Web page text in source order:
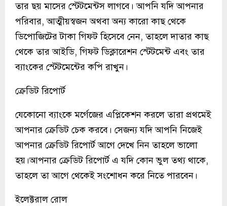
তার ছয় মাসের স্টেটমেন্টস লাগবে। আপনি যদি আপনার
পরিবার, আত্মীয়স্বজন অথবা অন্য কারো কাছ থেকে
ডিপোজিটের টাকা গিফট হিসেবে নেন, তাহলে দাতার কাছ
থেকে তার আইডি, গিফট ডিক্লারেশন স্টেটমেন্ট এবং তার
ব্যাংকের স্টেটমেন্টের কপি রাখুন।
ক্রেডিট রিপোর্ট
যেকোনো ব্যাংকে মর্গেজের এপ্লিকেশন করলে তারা প্রথমেই
আপনার ক্রেডিট চেক করবে। সেজন্য যদি আপনি নিজেই
আপনার ক্রেডিট রিপোর্ট আগে দেখে নিন তাহলে ভালো
হয়।আপনার ক্রেডিট রিপোর্ট এ যদি কোন ভুল তথ্য থাকে,
তাহলে তা আগে থেকেই সংশোধন করে নিতে পারবেন।
ইলেক্টরাল রোল